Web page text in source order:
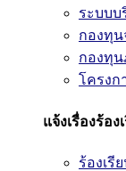
ระบบบ
กองทุ
กองทุน
โครงก
แจ้งเรื่องร้อง
ร้องเรี